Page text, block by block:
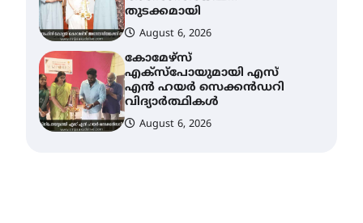
വിദ്യാർത്ഥികൾ
August 6, 2026
ശക്തമായ കാറ്റിന് സാധ്യത –
ആഗസ്റ്റ് 12 വരെ മഴ തുടരും,
തൃശൂർ ജില്ലയിൽ മഞ്ഞ
അലർട്ട്
August 8, 2026